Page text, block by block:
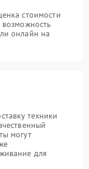
стоимости
возможность
онлайн на
техники
могут
для